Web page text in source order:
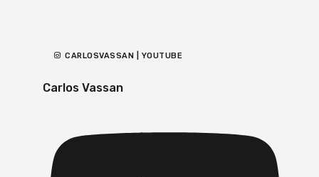
CARLOSVASSAN | YOUTUBE
Carlos Vassan